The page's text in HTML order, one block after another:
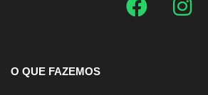
O QUE FAZEMOS